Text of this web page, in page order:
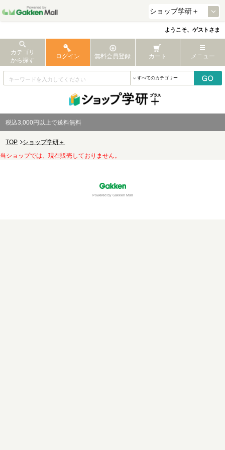
ようこそ、ゲストさま
カテゴリ
から探す
ログイン 無料会員登録 カート メニュー
税込3,000円以上で送料無料
TOP
ショップ学研＋
当ショップでは、現在販売しておりません。
Powered by Gakken Mall